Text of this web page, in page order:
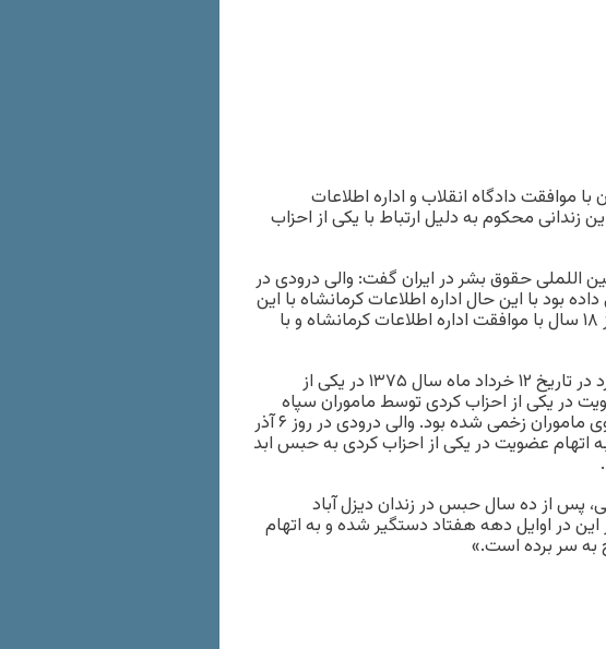
کرد بعد از تحمل ۱۸ سال زندان با موافقت دادگاه انقلاب و اداره اطلاعات
است. این زندانی محکوم به دلیل ارتباط با یکی از احزاب
اللملی حقوق بشر در ایران گفت: والی درودی در
بود با این حال اداره اطلاعات کرمانشاه با این
درخواست‌ها مخالفت کرده است. او نهایتا پس از ۱۸ سال با موافقت اداره اطلاعات کرمانشاه و با
به گفته این منبع، والی درودی، زندانی عقیدتی کرد در تاریخ ۱۲ خرداد ماه سال ۱۳۷۵ در یکی از
در یکی از احزاب کردی توسط ماموران سپاه
پاسداران دستگیر شد. او در حین دستگیری از سوی ماموران زخمی شده بود. والی درودی در روز ۶ آذر
اتهام عضویت در یکی از احزاب کردی به حبس ابد
پس از ده سال حبس در زندان دیزل آباد
در اوایل دهه هفتاد دستگیر شده و به اتهام
به سر برده است.»